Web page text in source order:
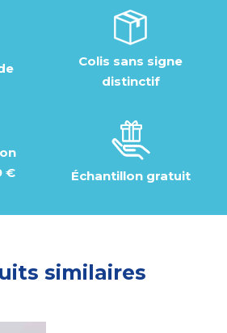
Colis sans signe
distinctif
€
Échantillon gratuit
similaires